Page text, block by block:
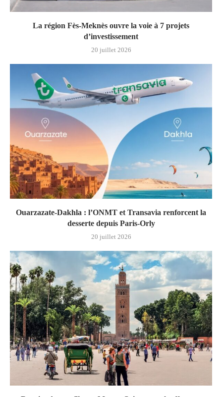
La région Fès-Meknès ouvre la voie à 7 projets
d’investissement
20 juillet 2026
Ouarzazate-Dakhla : l’ONMT et Transavia renforcent la
desserte depuis Paris-Orly
20 juillet 2026